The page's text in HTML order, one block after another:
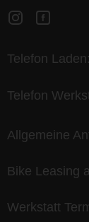
Telefon Laden:
Telefon
Allgemeine
Bike Leasing
Werkstatt